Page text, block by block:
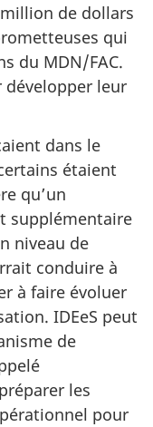
de dollars
qui
du MDN/FAC.
développer leur
dans le
étaient
qu’un
supplémentaire
niveau de
conduire à
à faire évoluer
IDEeS peut
de
les
pour